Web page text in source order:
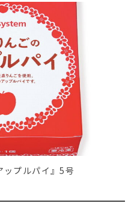
ップルパイ』5号